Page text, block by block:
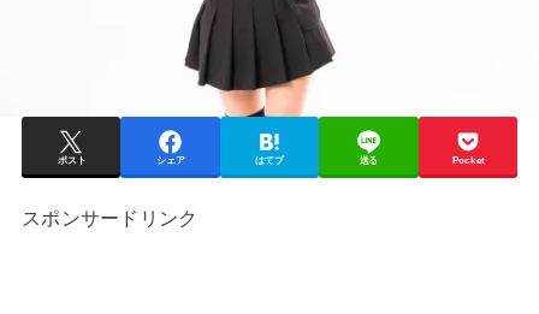
ポスト シェア はてブ 送る Pocket
スポンサードリンク